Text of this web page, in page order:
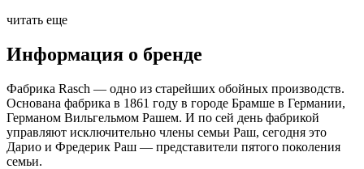
читать еще
Информация о бренде
Фабрика Rasch — одно из старейших обойных производств.
Основана фабрика в 1861 году в городе Брамше в Германии,
Германом Вильгельмом Рашем. И по сей день фабрикой
управляют исключительно члены семьи Раш, сегодня это
Дарио и Фредерик Раш — представители пятого поколения
семьи.